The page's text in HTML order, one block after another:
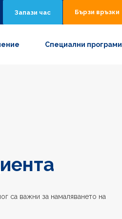
Запази час Бързи връзки
Специални програми
са важни за намаляването на